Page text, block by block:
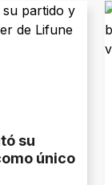
su
único